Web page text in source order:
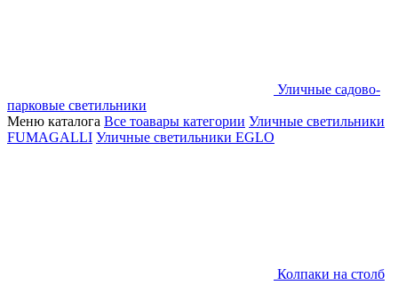
Уличные садово-
парковые светильники
Меню каталога Все тоавары категории Уличные светильники
FUMAGALLI Уличные светильники EGLO
Колпаки на столб